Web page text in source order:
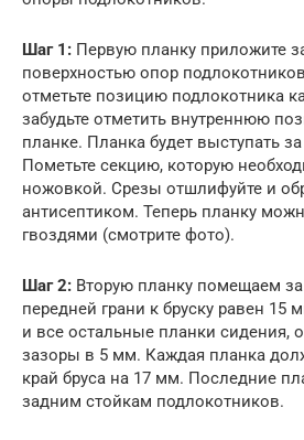
Шаг 1: Первую планку приложите
поверхностью опор
отметьте позицию подлокотника
забудьте отметить внутреннюю
планке. Планка будет выступать
Пометьте секцию, которую
ножовкой. Срезы отшлифуйте и
антисептиком. Теперь планку
гвоздями (смотрите фото).
Шаг 2: Вторую планку помещаем
передней грани к бруску равен 15
и все остальные планки сидения,
зазоры в 5 мм. Каждая планка
край бруса на 17 мм. Последние
задним стойкам подлокотников.